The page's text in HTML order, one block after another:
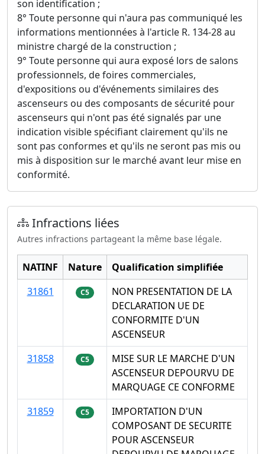
son identification ;
8° Toute personne qui n'aura pas communiqué les
informations mentionnées à l'article R. 134-28 au
ministre chargé de la construction ;
9° Toute personne qui aura exposé lors de salons
professionnels, de foires commerciales,
d'expositions ou d'événements similaires des
ascenseurs ou des composants de sécurité pour
ascenseurs qui n'ont pas été signalés par une
indication visible spécifiant clairement qu'ils ne
sont pas conformes et qu'ils ne seront pas mis ou
mis à disposition sur le marché avant leur mise en
conformité.
Infractions liées
Autres infractions partageant la même base légale.
NATINF Nature
Qualification simplifiée
31861
C5
NON PRESENTATION DE LA
DECLARATION UE DE
CONFORMITE D'UN
ASCENSEUR
31858
C5
MISE SUR LE MARCHE D'UN
ASCENSEUR DEPOURVU DE
MARQUAGE CE CONFORME
31859
C5
IMPORTATION D'UN
COMPOSANT DE SECURITE
POUR ASCENSEUR